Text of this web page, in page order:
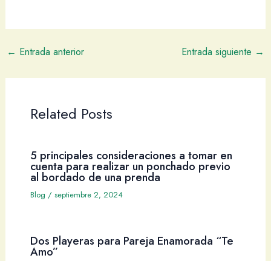
← Entrada anterior Entrada siguiente →
Related Posts
5 principales consideraciones a tomar en
cuenta para realizar un ponchado previo
al bordado de una prenda
Blog / septiembre 2, 2024
Dos Playeras para Pareja Enamorada “Te
Amo”